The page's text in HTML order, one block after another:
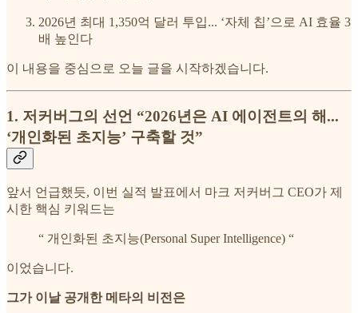
2026년 최대 1,350억 달러 투입... ‘자체 칩’으로 AI 효율 3
배 높인다
이 내용을 중심으로 오늘 글을 시작하겠습니다.
1. 저커버그의 선언 “2026년은 AI 에이전트의 해...
‘개인화된 초지능’ 구축할 것”
앞서 언급했듯, 이번 실적 발표에서 마크 저커버그 CEO가 제
시한 핵심 키워드는
“ 개인화된 초지능(Personal Super Intelligence) “
이었습니다.
그가 이날 공개한 메타의 비전은